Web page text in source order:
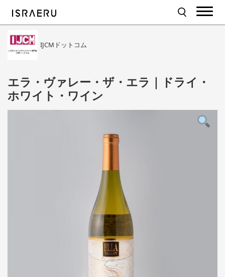
IJCMドットコム
エラ・ヴァレー・ザ・エラ｜ドライ・
ホワイト・ワイン